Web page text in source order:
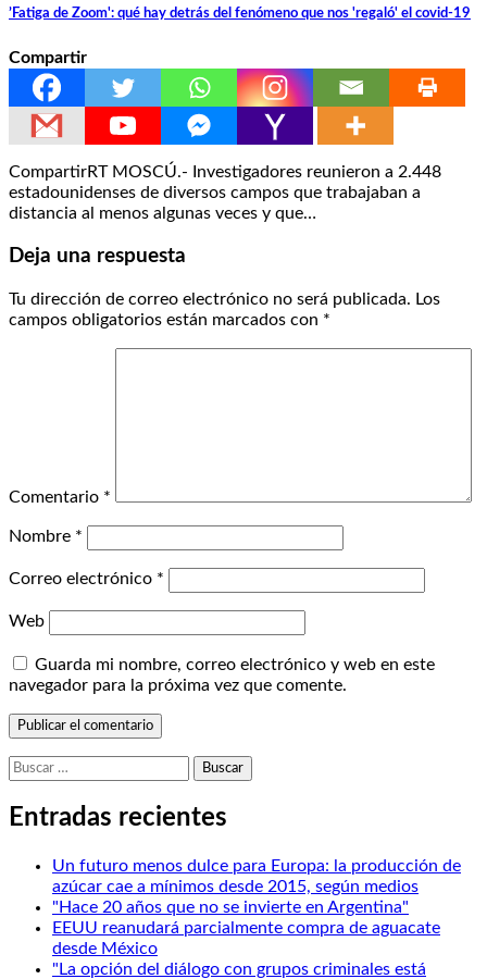
’Fatiga de Zoom': qué hay detrás del fenómeno que nos 'regaló' el covid-19
Compartir
CompartirRT MOSCÚ.- Investigadores reunieron a 2.448
estadounidenses de diversos campos que trabajaban a
distancia al menos algunas veces y que…
Deja una respuesta
Tu dirección de correo electrónico no será publicada. Los
campos obligatorios están marcados con *
Comentario *
Nombre *
Correo electrónico *
Web
Guarda mi nombre, correo electrónico y web en este
navegador para la próxima vez que comente.
Buscar:
Entradas recientes
Un futuro menos dulce para Europa: la producción de
azúcar cae a mínimos desde 2015, según medios
"Hace 20 años que no se invierte en Argentina"
EEUU reanudará parcialmente compra de aguacate
desde México
"La opción del diálogo con grupos criminales está